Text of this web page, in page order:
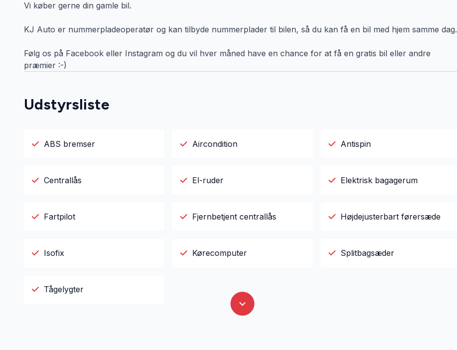
Vi køber gerne din gamle bil.
KJ Auto er nummerpladeoperatør og kan tilbyde nummerplader til bilen, så du kan få en bil med hjem samme dag.
Følg os på Facebook eller Instagram og du vil hver måned have en chance for at få en gratis bil eller andre
præmier :-)
Udstyrsliste
ABS bremser Aircondition Antispin
Centrallås El-ruder Elektrisk bagagerum
Fartpilot Fjernbetjent centrallås Højdejusterbart førersæde
Isofix Kørecomputer Splitbagsæder
Tågelygter